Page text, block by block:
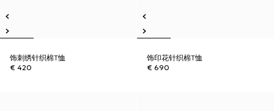
饰刺绣针织棉T恤
€ 420
饰印花针织棉T恤
€ 690